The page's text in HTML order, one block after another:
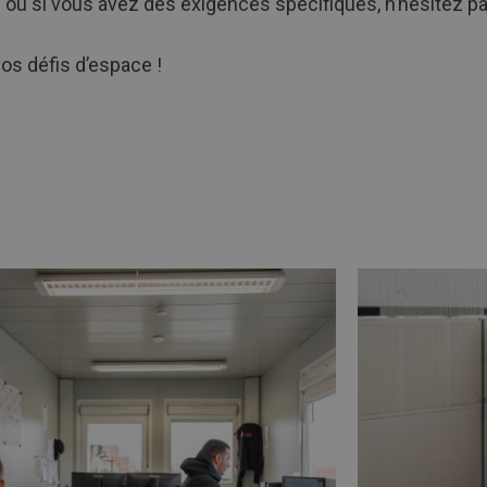
défis d’espace !
de